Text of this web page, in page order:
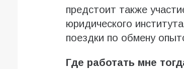
предстоит также
юридического
поездки по обмену
Где работать мне